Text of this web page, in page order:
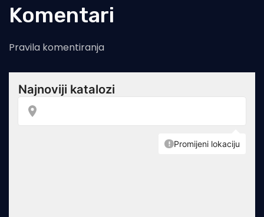
Komentari
Pravila komentiranja